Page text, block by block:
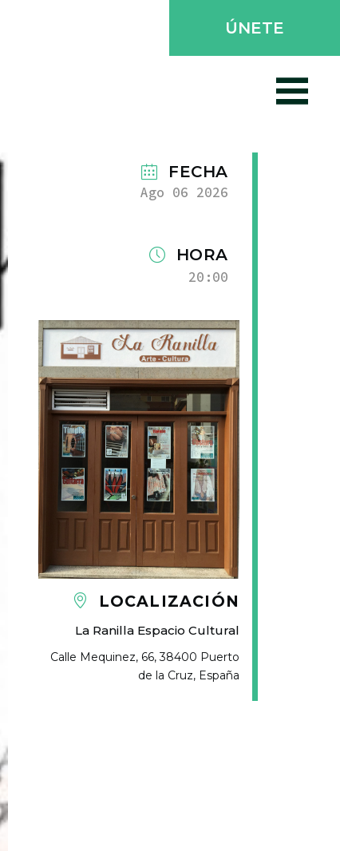
ÚNETE
FECHA
Ago 06 2026
HORA
20:00
LOCALIZACIÓN
La Ranilla Espacio Cultural
Calle Mequinez, 66, 38400 Puerto
de la Cruz, España